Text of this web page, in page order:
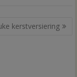
kerstversiering